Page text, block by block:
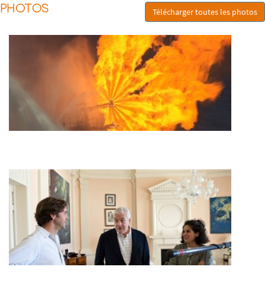
PHOTOS Télécharger toutes les photos